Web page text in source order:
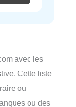
avec les
Cette liste
ou
ou des